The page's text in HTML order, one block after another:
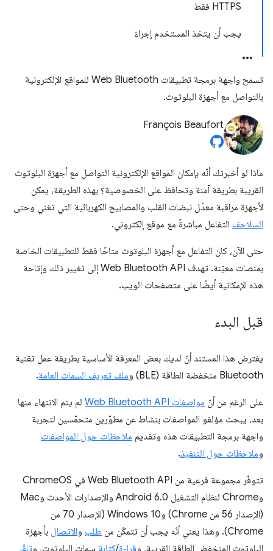
‫HTTPS فقط
يجب أن يتخذ المستخدم إجراءً
تسمح واجهة برمجة تطبيقات Web Bluetooth للمواقع الإلكترونية
بالتواصل مع أجهزة البلوتوث.
François Beaufort
ماذا لو أخبرتك أنّه بإمكان المواقع الإلكترونية التواصل مع أجهزة البلوتوث
القريبة بطريقة آمنة وتحافظ على الخصوصية؟ بهذه الطريقة، يمكن
لأجهزة مراقبة معدّل نبضات القلب والمصابيح الكهربائية التي تغني وحتى
السلاحف التفاعل مباشرةً مع موقع إلكتروني.
حتى الآن، كان التفاعل مع أجهزة البلوتوث متاحًا فقط للتطبيقات الخاصة
بمنصات معيّنة. تهدف Web Bluetooth API إلى تغيير ذلك وإتاحة
هذه الإمكانية أيضًا على متصفحات الويب.
قبل البدء
يفترض هذا المستند أنّ لديك بعض المعرفة الأساسية بطريقة عمل تقنية
Bluetooth منخفضة الطاقة (BLE) و
ملف تعريف السمات العامة.
على الرغم من أنّ مواصفات Web Bluetooth API
لم يتم الانتهاء منها
بعد، يبحث مؤلفو المواصفات بنشاط عن مطوّرين متحمّسين لتجربة
واجهة برمجة التطبيقات هذه وتقديم ملاحظات حول المواصفات
وملاحظات حول التنفيذ.
تتوفّر مجموعة فرعية من Web Bluetooth API في ChromeOS
وChrome لنظام التشغيل Android 6.0 والإصدارات الأحدث وMac
(الإصدار 56 من Chrome) وWindows 10 (الإصدار 70 من
Chrome). وهذا يعني أنّه يجب أن تتمكّن من
طلب والاتصال بأجهزة
البلوتوث المنخفض الطاقة القريبة، وقراءة/كتابة سمات البلوتوث، وتلقّي